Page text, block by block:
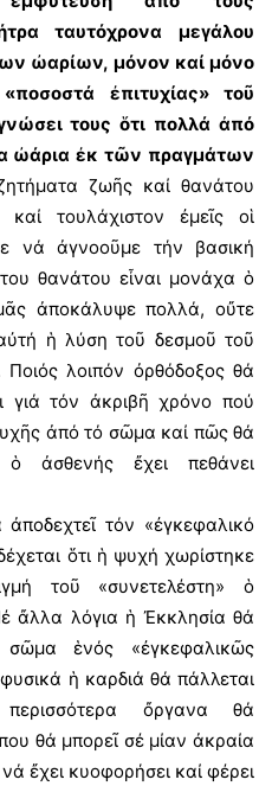
ταυτόχρονα μεγάλου
ὠαρίων, μόνον καί μόνο
ἐπιτυχίας» τοῦ
τους ὅτι πολλά ἀπό
ὠάρια ἐκ τῶν πραγμάτων
ζωῆς καί θανάτου
καί τουλάχιστον ἐμεῖς οἱ
νά ἀγνοοῦμε τήν βασική
θανάτου εἶναι μονάχα ὁ
ἀποκάλυψε πολλά, οὔτε
ἡ λύση τοῦ δεσμοῦ τοῦ
λοιπόν ὀρθόδοξος θά
γιά τόν ἀκριβῆ χρόνο πού
ἀπό τό σῶμα καί πῶς θά
ἀσθενής ἔχει πεθάνει
τόν «ἐγκεφαλικό
ὅτι ἡ ψυχή χωρίστηκε
τοῦ «συνετελέστη» ὁ
ἄλλα λόγια ἡ Ἐκκλησία θά
ἑνός «ἐγκεφαλικῶς
ἡ καρδιά θά πάλλεται
ὄργανα θά
θά μπορεῖ σέ μίαν ἀκραία
ἔχει κυοφορήσει καί φέρει